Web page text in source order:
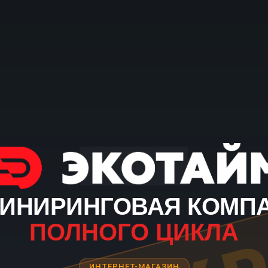
ПОЛНОГО ЦИКЛА
ИНТЕРНЕТ-МАГАЗИН